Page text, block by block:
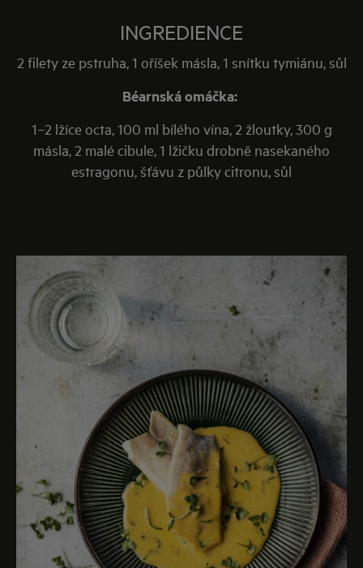
INGREDIENCE
2 filety ze pstruha, 1 oříšek másla, 1 snítku tymiánu, sůl
Béarnská omáčka:
1–2 lžíce octa, 100 ml bílého vína, 2 žloutky, 300 g
másla, 2 malé cibule, 1 lžičku drobně nasekaného
estragonu, šťávu z půlky citronu, sůl